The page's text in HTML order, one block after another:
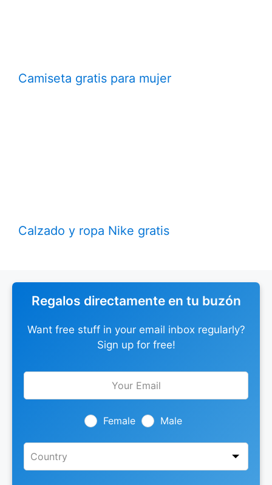
Camiseta gratis para mujer
Calzado y ropa Nike gratis
Regalos directamente en tu buzón
Want free stuff in your email inbox regularly?
Sign up for free!
Leave
Female Male